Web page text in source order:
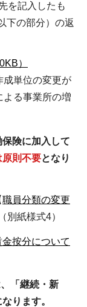
を記入したも
の部分）の返
）
単位の変更が
よる事業所の増
険に加入して
原則不要となり
職員分類の変更
別紙様式4）
按分について
「継続・新
ります。